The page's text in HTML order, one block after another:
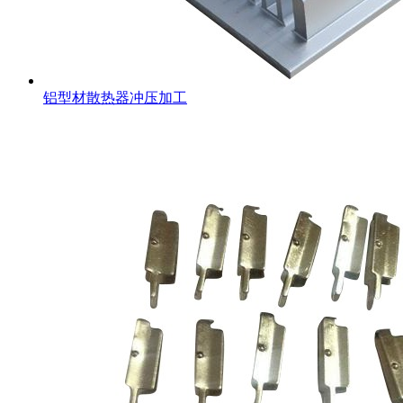
铝型材散热器冲压加工